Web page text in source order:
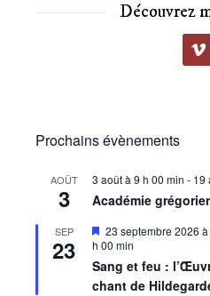
Découvrez
Prochains évènements
AOÛT
3
3 août à 9 h 00 min - 19
Académie
SEP
23
Mis
en
23 septembre 2026
h 00 min
Sang et feu :
chant de